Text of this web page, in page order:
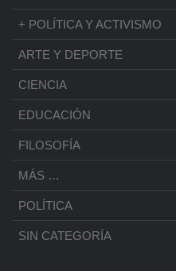
+ POLÍTICA Y ACTIVISMO
ARTE Y DEPORTE
CIENCIA
EDUCACIÓN
FILOSOFÍA
MÁS …
POLÍTICA
SIN CATEGORÍA